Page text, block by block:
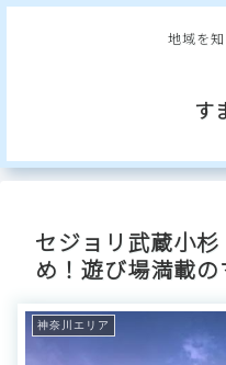
地域を
す
セジョリ武蔵小
め！遊び場満載
神奈川エリア